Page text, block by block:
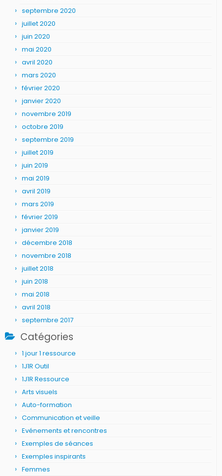
septembre 2020
juillet 2020
juin 2020
mai 2020
avril 2020
mars 2020
février 2020
janvier 2020
novembre 2019
octobre 2019
septembre 2019
juillet 2019
juin 2019
mai 2019
avril 2019
mars 2019
février 2019
janvier 2019
décembre 2018
novembre 2018
juillet 2018
juin 2018
mai 2018
avril 2018
septembre 2017
Catégories
1 jour 1 ressource
1J1R Outil
1J1R Ressource
Arts visuels
Auto-formation
Communication et veille
Evénements et rencontres
Exemples de séances
Exemples inspirants
Femmes